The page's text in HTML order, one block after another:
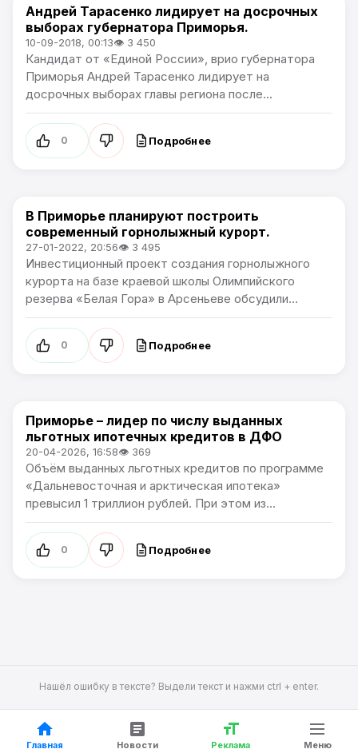
Новости Приморского края
Андрей Тарасенко лидирует на досрочных
выборах губернатора Приморья.
10-09-2018, 00:13👁 3 450
Кандидат от «Единой России», врио губернатора
Приморья Андрей Тарасенко лидирует на
досрочных выборах главы региона после...
0 Подробнее
Новости Приморского края
В Приморье планируют построить
современный горнолыжный курорт.
27-01-2022, 20:56👁 3 495
Инвестиционный проект создания горнолыжного
курорта на базе краевой школы Олимпийского
резерва «Белая Гора» в Арсеньеве обсудили...
0 Подробнее
Новости Приморского края
Приморье – лидер по числу выданных
льготных ипотечных кредитов в ДФО
20-04-2026, 16:58👁 369
Объём выданных льготных кредитов по программе
«Дальневосточная и арктическая ипотека»
превысил 1 триллион рублей. При этом из...
0 Подробнее
Главная Новости Реклама Меню
Нашёл ошибку в тексте? Выдели текст и нажми ctrl + enter.